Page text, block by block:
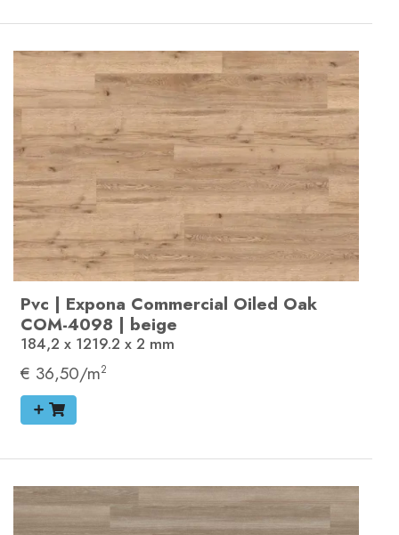
Pvc | Expona Commercial Oiled Oak
COM-4098 | beige
184,2 x 1219.2 x 2 mm
€ 36,50/m2